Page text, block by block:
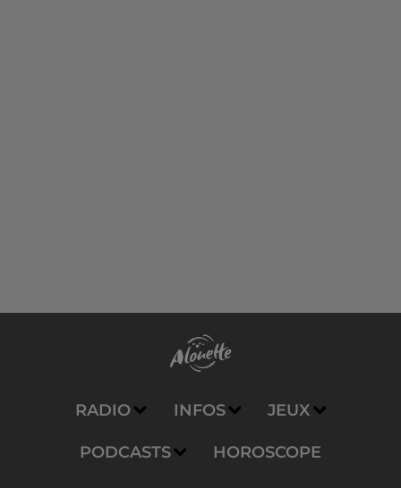
RADIO INFOS JEUX
PODCASTS HOROSCOPE